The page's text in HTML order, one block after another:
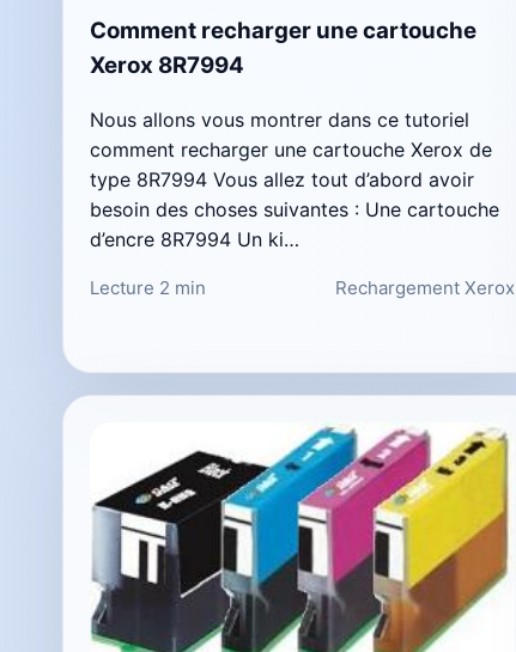
Comment recharger une cartouche
Xerox 8R7994
Nous allons vous montrer dans ce tutoriel
comment recharger une cartouche Xerox de
type 8R7994 Vous allez tout d’abord avoir
besoin des choses suivantes : Une cartouche
d’encre 8R7994 Un ki…
Lecture 2 min Rechargement Xerox